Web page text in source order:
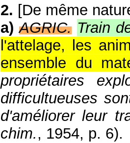
2. [De même
a) AGRIC. Train
l'attelage, les
ensemble du
propriétaires
difficultueuses
d'améliorer leur
chim., 1954, p. 6).